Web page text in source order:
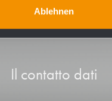
Ablehnen
Il contatto dati